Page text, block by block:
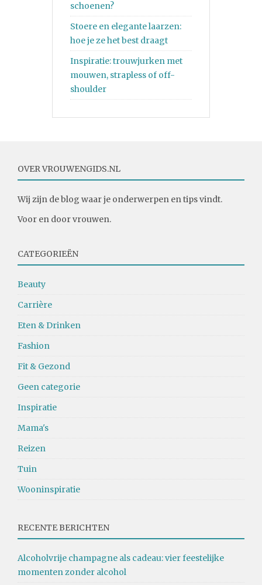
schoenen?
Stoere en elegante laarzen:
hoe je ze het best draagt
Inspiratie: trouwjurken met
mouwen, strapless of off-
shoulder
OVER VROUWENGIDS.NL
Wij zijn de blog waar je onderwerpen en tips vindt.
Voor en door vrouwen.
CATEGORIEËN
Beauty
Carrière
Eten & Drinken
Fashion
Fit & Gezond
Geen categorie
Inspiratie
Mama's
Reizen
Tuin
Wooninspiratie
RECENTE BERICHTEN
Alcoholvrije champagne als cadeau: vier feestelijke
momenten zonder alcohol